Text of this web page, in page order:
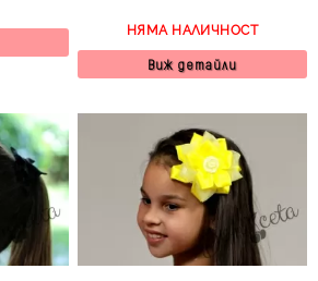
НЯМА НАЛИЧНОСТ
Виж детайли